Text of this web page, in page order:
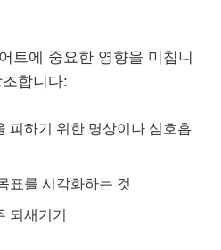
트에 중요한 영향을 미칩니
합니다:
피하기 위한 명상이나 심호흡
표를 시각화하는 것
되새기기